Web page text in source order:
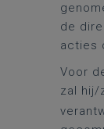
de
acties
Voor
zal hij/